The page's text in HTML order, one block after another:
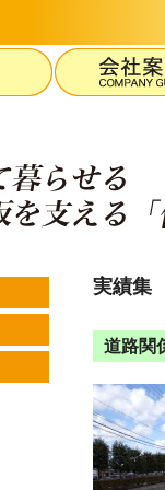
実績集
道路関